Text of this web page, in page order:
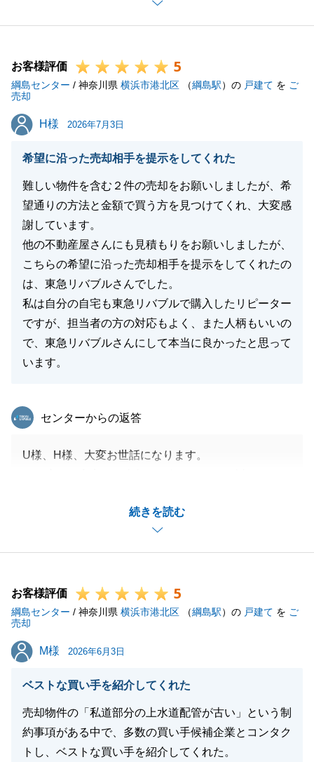
今後ともお役にたてることがあればお気軽にお申し付
けください。
閉じる
お客様評価 5
綱島センター / 神奈川県 横浜市港北区 （綱島駅）の 戸建て を ご
売却
H様
H様 2026年7月3日
希望に沿った売却相手を提示をしてくれた
難しい物件を含む２件の売却をお願いしましたが、希
望通りの方法と金額で買う方を見つけてくれ、大変感
謝しています。
他の不動産屋さんにも見積もりをお願いしましたが、
こちらの希望に沿った売却相手を提示をしてくれたの
は、東急リバブルさんでした。
私は自分の自宅も東急リバブルで購入したリピーター
ですが、担当者の方の対応もよく、また人柄もいいの
で、東急リバブルさんにして本当に良かったと思って
います。
続きを読む
東急リバブル
センターからの返答
U様、H様、大変お世話になります。
今後もお役に立てることがあればお気軽にお申し付け
引き続き、よろしくお願い申し上げます。
閉じる
お客様評価 5
綱島センター / 神奈川県 横浜市港北区 （綱島駅）の 戸建て を ご
売却
M様
M様 2026年6月3日
ベストな買い手を紹介してくれた
売却物件の「私道部分の上水道配管が古い」という制
約事項がある中で、多数の買い手候補企業とコンタク
トし、ベストな買い手を紹介してくれた。